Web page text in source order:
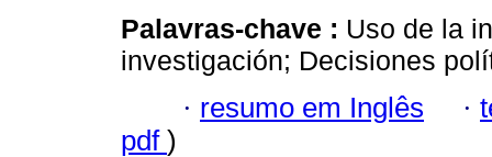
Palavras-chave : Uso de la
investigación; Decisiones
· resumo em Inglês ·
pdf )